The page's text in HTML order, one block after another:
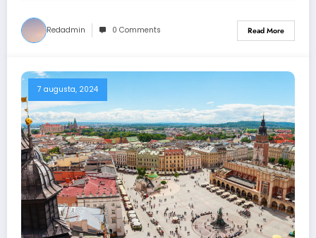
Redadmin 0 Comments Read More
7 augusta, 2024